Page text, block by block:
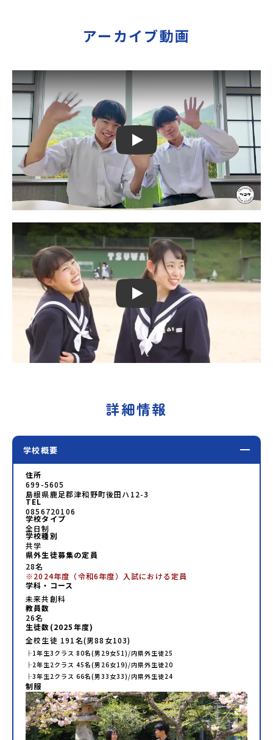
アーカイブ動画
Play
Play
詳細情報
学校概要
住所
699-5605
島根県鹿足郡津和野町後田ハ12-3
TEL
0856720106
学校タイプ
全日制
学校種別
共学
県外生徒募集の定員
28名
※2024年度（令和6年度）入試における定員
学科・コース
未来共創科
教員数
26名
生徒数(2025年度)
全校生徒 191名(男88 女103)
├1年生3 クラス 80名(男 29女51 )/内県外生徒25
├2年生2 クラス 45名(男 26女19)/内県外生徒20
├3年生2 クラス 66名(男33 女33)/内県外生徒24
制服